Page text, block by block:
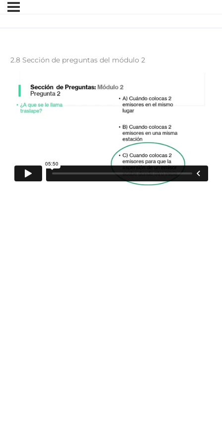
2.8 Sección de preguntas del módulo 2